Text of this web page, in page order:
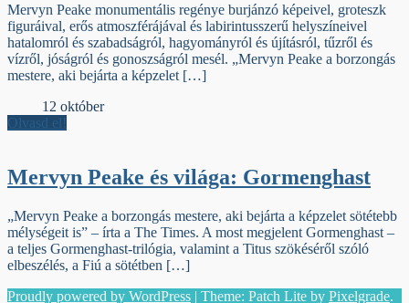
Mervyn Peake monumentális regénye burjánzó képeivel, groteszk
figuráival, erős atmoszférájával és labirintusszerű helyszíneivel
hatalomról és szabadságról, hagyományról és újításról, tűzről és
vízről, jóságról és gonoszságról mesél. „Mervyn Peake a borzongás
mestere, aki bejárta a képzelet […]
12 október
Olvasd el!
Mervyn Peake és világa: Gormenghast
„Mervyn Peake a borzongás mestere, aki bejárta a képzelet sötétebb
mélységeit is” – írta a The Times. A most megjelent Gormenghast –
a teljes Gormenghast-trilógia, valamint a Titus szökéséről szóló
elbeszélés, a Fiú a sötétben […]
Proudly powered by WordPress | Theme: Patch Lite by Pixelgrade.